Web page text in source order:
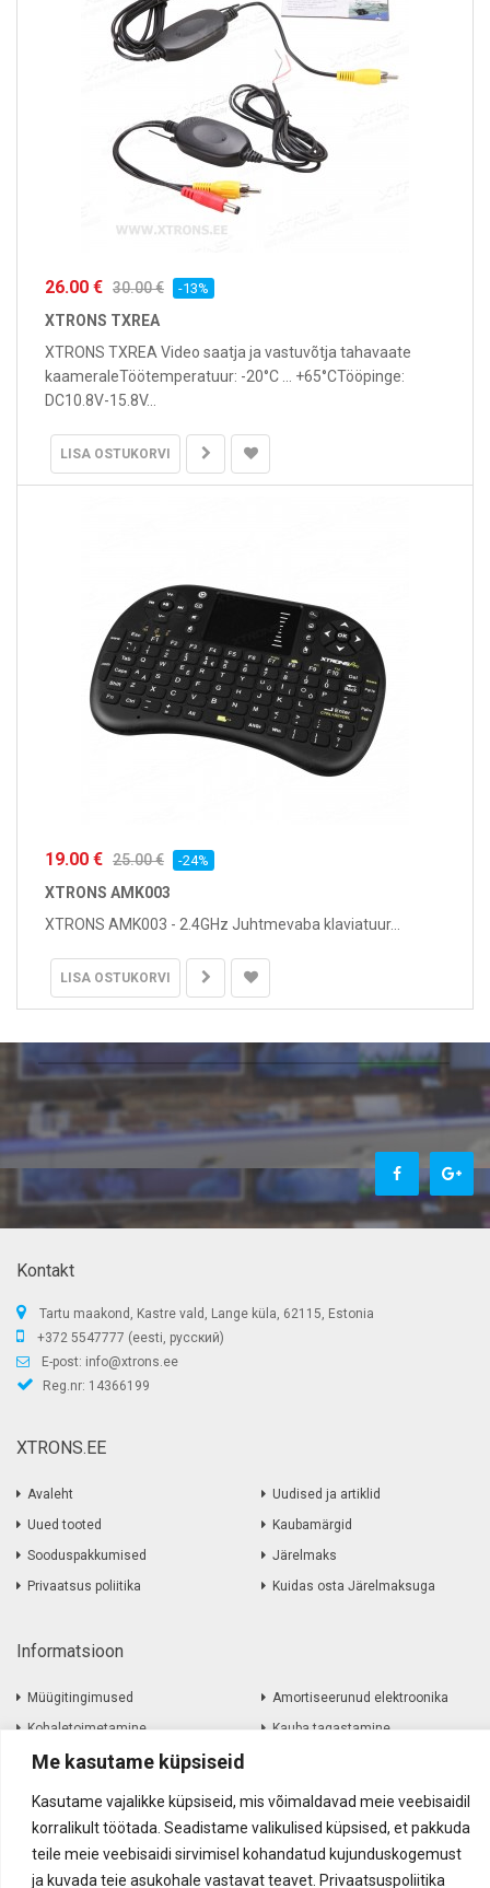
Me kasutame küpsiseid
Kasutame vajalikke küpsiseid, mis võimaldavad meie veebisaidil
korralikult töötada. Seadistame valikulised küpsised, et pakkuda
teile meie veebisaidi sirvimisel kohandatud kujunduskogemust
ja kuvada teie asukohale vastavat teavet. Privaatsuspoliitika
26.00 € 30.00 € -13%
XTRONS TXREA
XTRONS TXREA Video saatja ja vastuvõtja tahavaate
kaameraleTöötemperatuur: -20°C ... +65°CTööpinge:
DC10.8V-15.8V...
LISA OSTUKORVI
19.00 € 25.00 € -24%
XTRONS AMK003
XTRONS AMK003 - 2.4GHz Juhtmevaba klaviatuur...
LISA OSTUKORVI
Kontakt
Tartu maakond, Kastre vald, Lange küla, 62115, Estonia
+372 5547777 (eesti, русский)
E-post: info@xtrons.ee
Reg.nr: 14366199
XTRONS.EE
Avaleht
Uued tooted
Sooduspakkumised
Privaatsus poliitika
Uudised ja artiklid
Kaubamärgid
Järelmaks
Kuidas osta Järelmaksuga
Informatsioon
Müügitingimused
Kohaletoimetamine
Firmast
Amortiseerunud elektroonika
Kauba tagastamine